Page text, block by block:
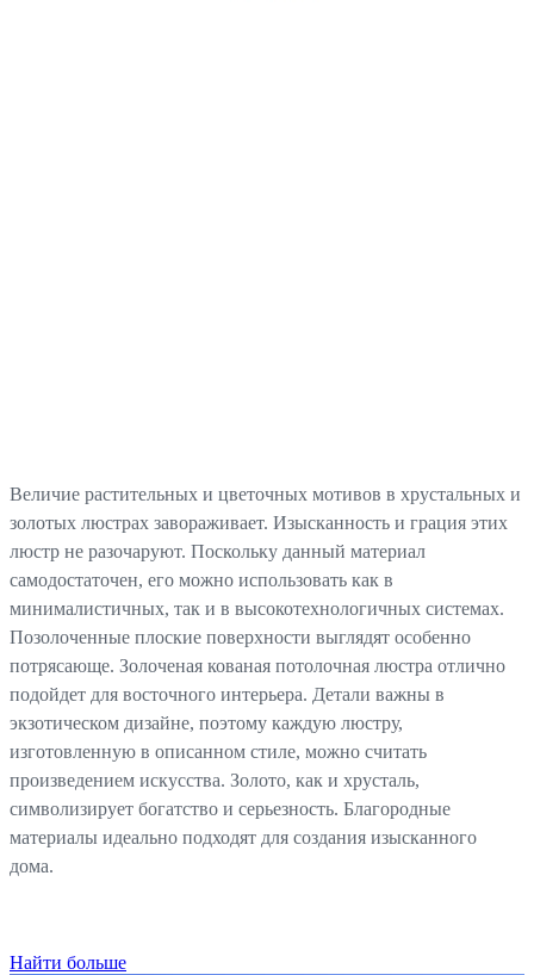
Величие растительных и цветочных мотивов в хрустальных и
золотых люстрах завораживает. Изысканность и грация этих
люстр не разочаруют. Поскольку данный материал
самодостаточен, его можно использовать как в
минималистичных, так и в высокотехнологичных системах.
Позолоченные плоские поверхности выглядят особенно
потрясающе. Золоченая кованая потолочная люстра отлично
подойдет для восточного интерьера. Детали важны в
экзотическом дизайне, поэтому каждую люстру,
изготовленную в описанном стиле, можно считать
произведением искусства. Золото, как и хрусталь,
символизирует богатство и серьезность. Благородные
материалы идеально подходят для создания изысканного
дома.
Найти больше